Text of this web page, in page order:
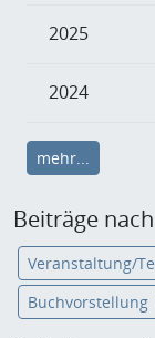
2025
2024
mehr...
Beiträge
Veranstaltung/
Buchvorstellung